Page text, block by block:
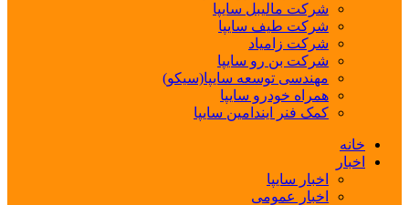
شرکت مالیبل سایپا
شرکت طیف سایپا
شرکت زامیاد
شرکت بن رو سایپا
مهندسی توسعه سایپا(سیکو)
همراه خودرو سایپا
کمک فنر ایندامین سایپا
خانه
اخبار
اخبار سایپا
اخبار عمومی